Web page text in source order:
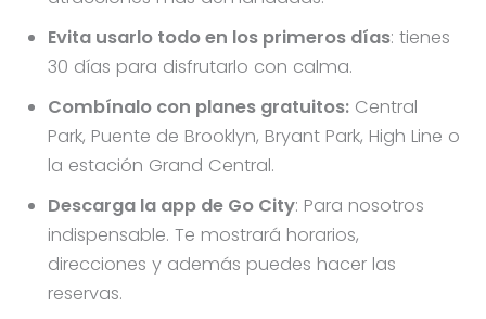
Evita usarlo todo en los primeros días: tienes
30 días para disfrutarlo con calma.
Combínalo con planes gratuitos:Central
Park, Puente de Brooklyn, Bryant Park, High Line o
la estación Grand Central.
Descarga la app de Go City: Para nosotros
indispensable. Te mostrará horarios,
direcciones y además puedes hacer las
reservas.